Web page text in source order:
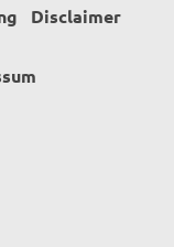
Disclaimer